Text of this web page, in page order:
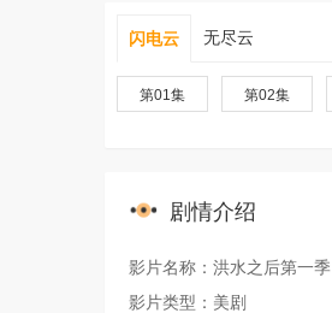
闪电云 无尽云
第01集 第02集
剧情介绍
影片名称：洪水之后第一季
影片类型：美剧